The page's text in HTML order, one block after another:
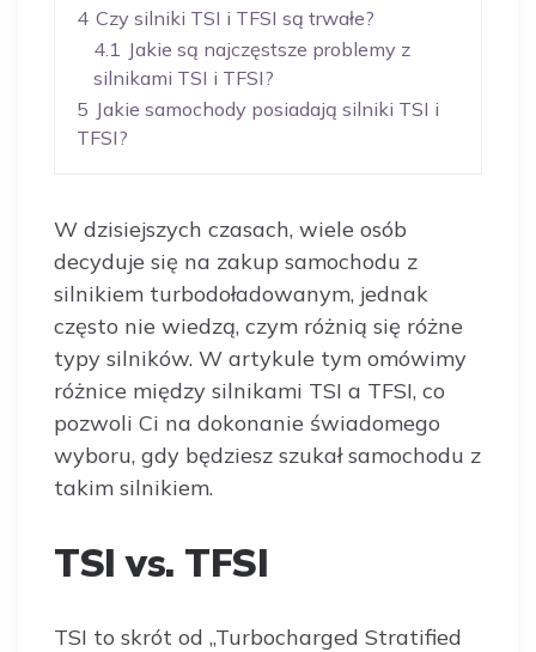
4 Czy silniki TSI i TFSI są trwałe?
4.1 Jakie są najczęstsze problemy z
silnikami TSI i TFSI?
5 Jakie samochody posiadają silniki TSI i
TFSI?
W dzisiejszych czasach, wiele osób
decyduje się na zakup samochodu z
silnikiem turbodoładowanym, jednak
często nie wiedzą, czym różnią się różne
typy silników. W artykule tym omówimy
różnice między silnikami TSI a TFSI, co
pozwoli Ci na dokonanie świadomego
wyboru, gdy będziesz szukał samochodu z
takim silnikiem.
TSI vs. TFSI
TSI to skrót od „Turbocharged Stratified